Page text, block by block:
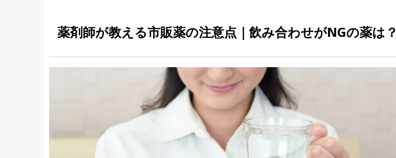
薬剤師が教える市販薬の注意点｜飲み合わせがNGの薬は？